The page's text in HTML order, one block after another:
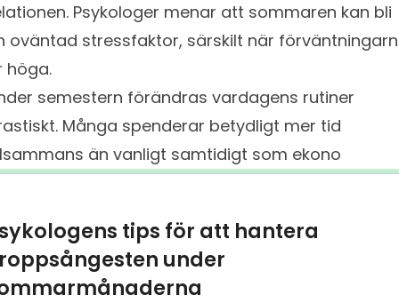
Psykologer menar att sommaren kan bli
oväntad stressfaktor, särskilt när
höga.
semestern förändras vardagens rutiner
Många spenderar betydligt mer tid
än vanligt samtidigt som ekono
tips för att hantera
under